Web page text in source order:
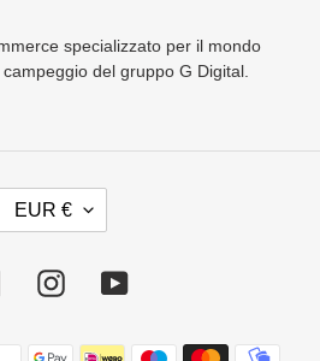
specializzato per il mondo
del gruppo G Digital.
EUR €
FacebookInstagramYouTube
Metodi